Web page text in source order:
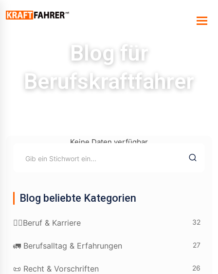
Blog für
Berufskraftfahrer
Keine Daten verfügbar
Blog beliebte Kategorien
👷‍♂️Beruf & Karriere 32
🚛 Berufsalltag & Erfahrungen 27
📜 Recht & Vorschriften 26